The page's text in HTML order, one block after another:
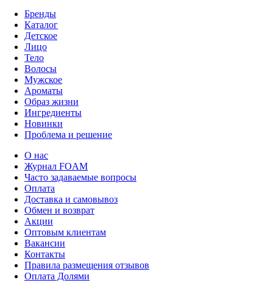
Бренды
Каталог
Детское
Лицо
Тело
Волосы
Мужское
Ароматы
Образ жизни
Ингредиенты
Новинки
Проблема и решение
О нас
Журнал FOAM
Часто задаваемые вопросы
Оплата
Доставка и самовывоз
Обмен и возврат
Акции
Оптовым клиентам
Вакансии
Контакты
Правила размещения отзывов
Оплата Долями